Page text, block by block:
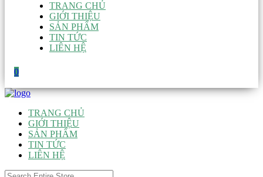
TRANG CHỦ
GIỚI THIỆU
SẢN PHẨM
TIN TỨC
LIÊN HỆ
0
TRANG CHỦ
GIỚI THIỆU
SẢN PHẨM
TIN TỨC
LIÊN HỆ